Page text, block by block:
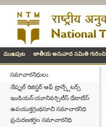
ముఖపుట జాతీయ అనువాద సమితి గురించి
సమాచారనిధులు
నేష్నల్ రిజిస్టర్ ఆఫ్ ట్రాన్స్లేటర్స్
ఇండియన్ యూనివర్సిటీస్ డేటాబేస్
ఉపయుక్తగ్రంథసూచి సమాచారనిధి
ప్రచురణకర్తల సమాచారనిధి